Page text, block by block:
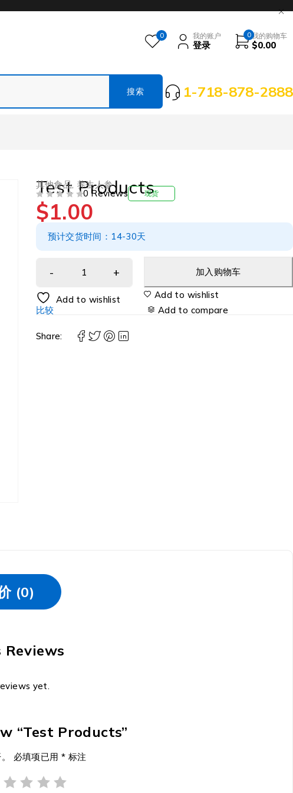
0 我的账户
登录
0我的购物车
$0.00
1-718-878-2888
其他食品, 养生人参
Test Products
0 Reviews 现货
$1.00
预计交货时间：14-30天
加入购物车
Add to wishlist
Add to wishlist
比较
Add to compare
Share:
(0)
yet.
“Test Products”
必填项已用 * 标注